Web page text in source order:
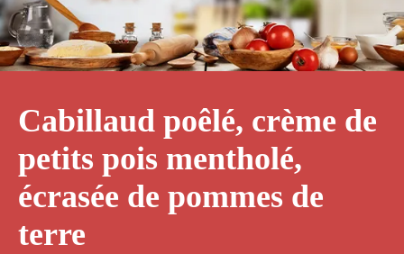
Cabillaud poêlé, crème de
petits pois mentholé,
écrasée de pommes de
terre